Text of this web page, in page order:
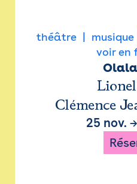
théâtre musique
voir en
Clémence
25 nov. →